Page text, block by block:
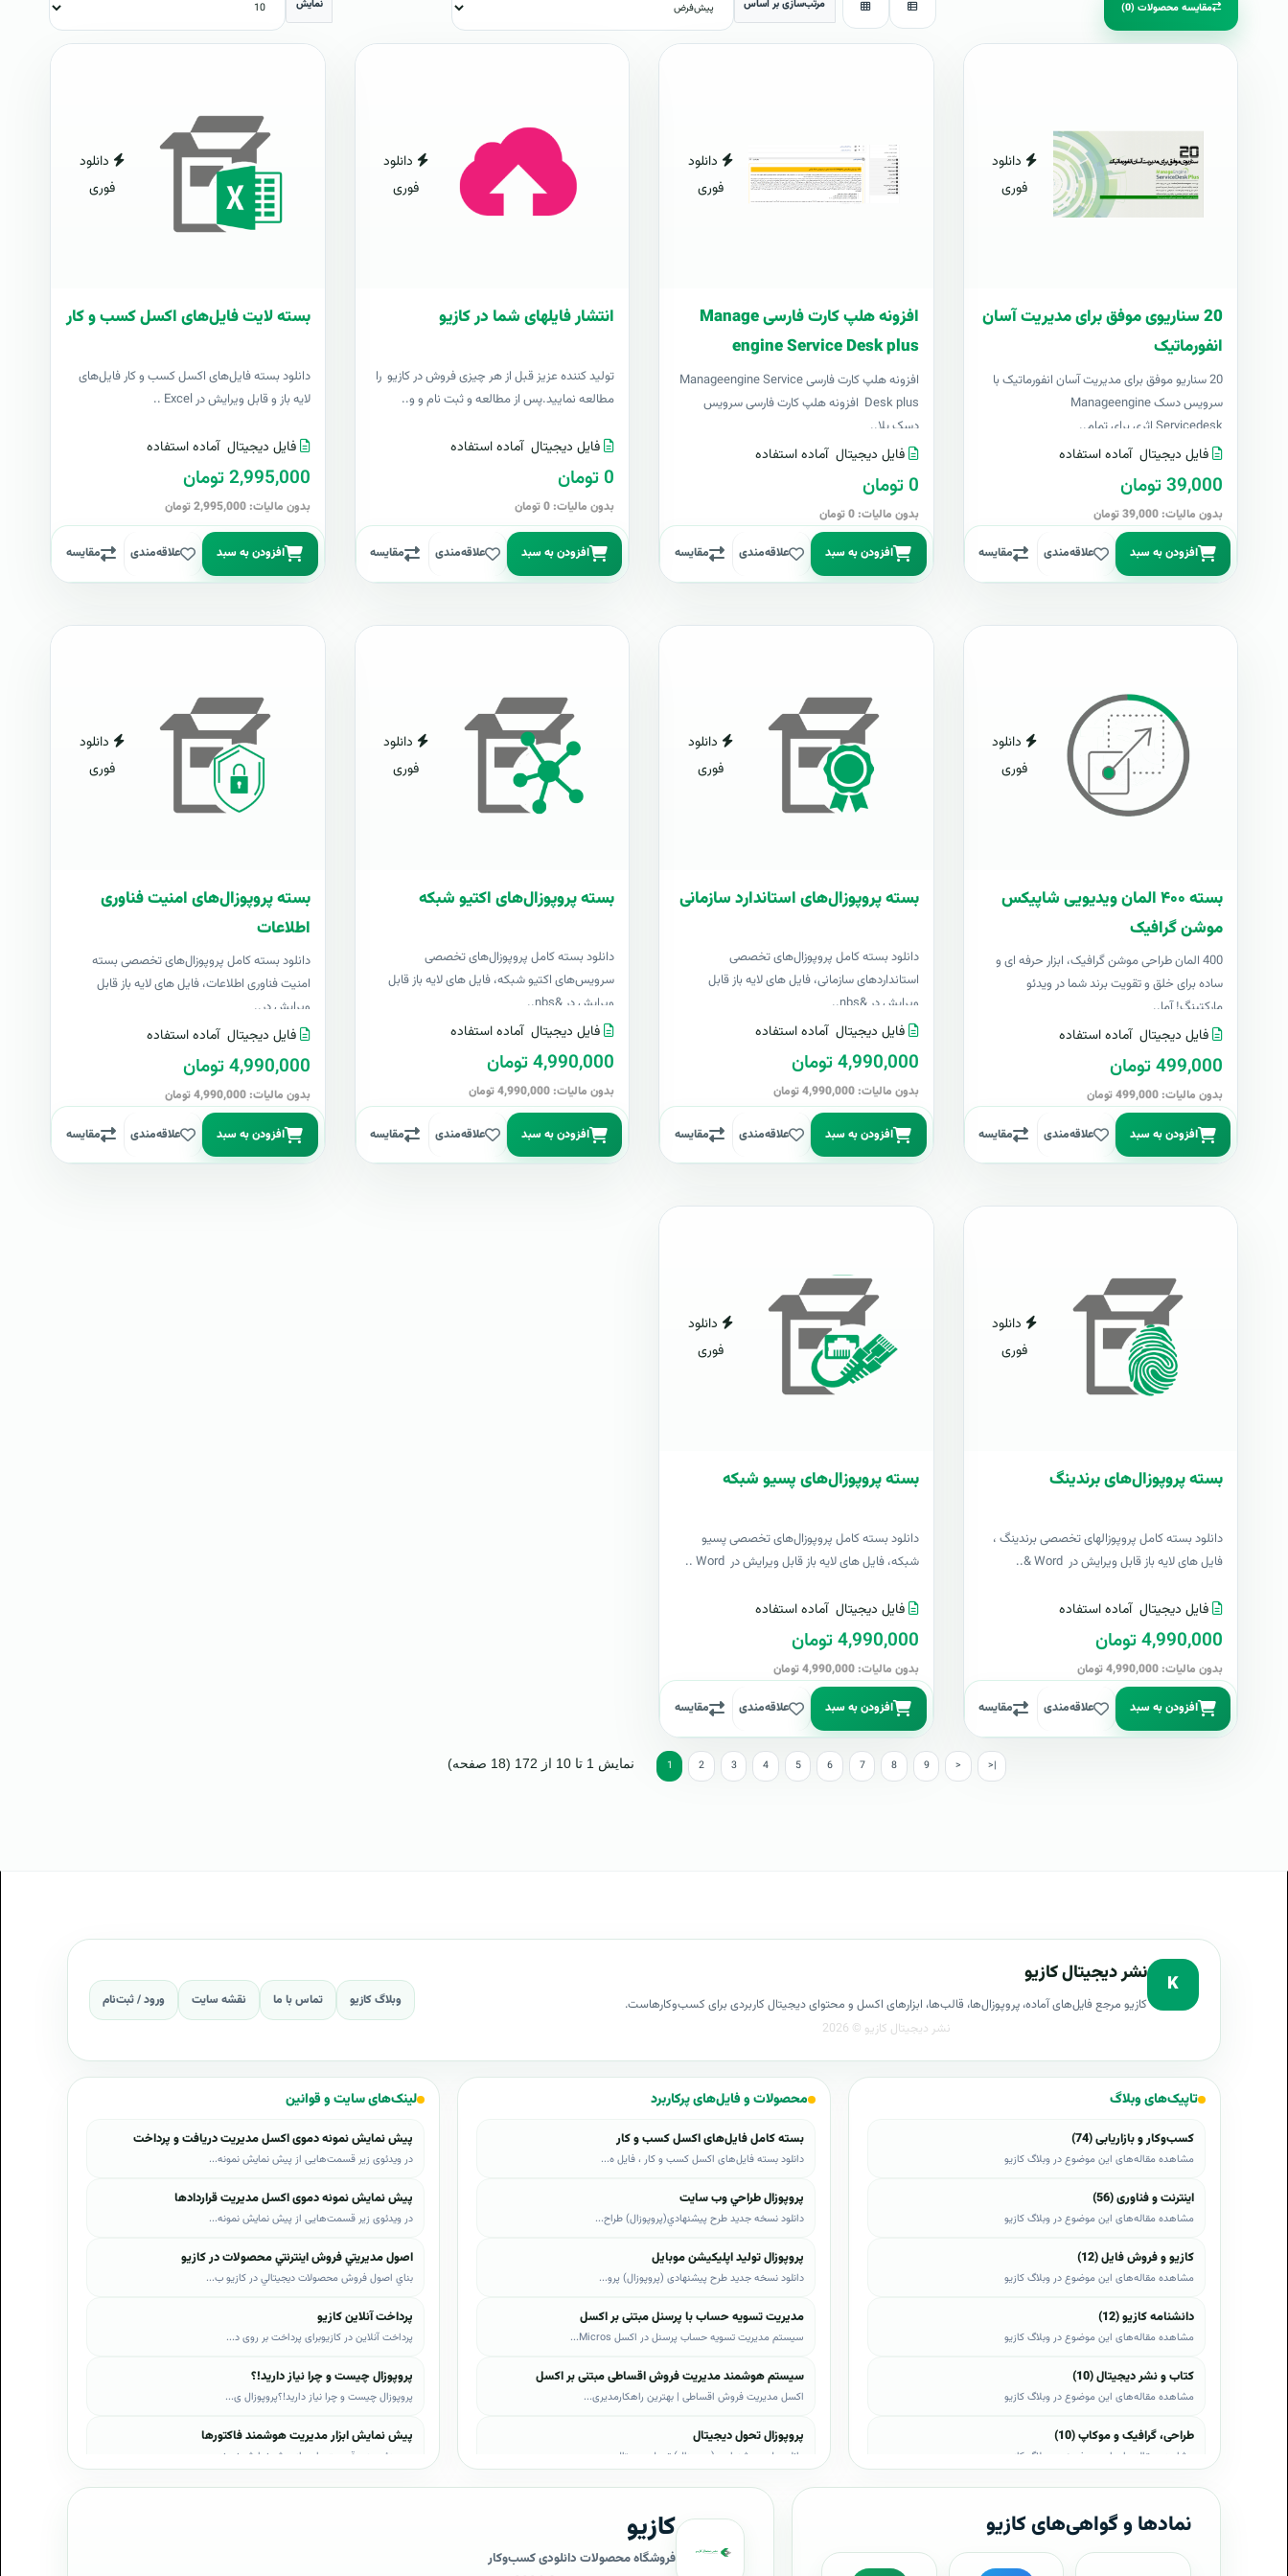
مقایسه محصولات (0) مرتب‌سازی بر اساس نمایش
دانلود
فوری
20 سناریوی موفق برای مدیریت آسان
انفورماتیک
20 سناریو موفق برای مدیریت آسان انفورماتیک با
سرویس دسک Manageengine
Servicedesk اثری برای تمام..
فایل دیجیتال آماده استفاده
39,000 تومان
بدون مالیات: 39,000 تومان
افزودن به سبد علاقه‌مندی مقایسه
دانلود
فوری
افزونه هلپ کارت فارسی Manage
engine Service Desk plus
افزونه هلپ کارت فارسی Manageengine Service
Desk plus افزونه هلپ کارت فارسی سرویس
دسک پلا..
فایل دیجیتال آماده استفاده
0 تومان
بدون مالیات: 0 تومان
افزودن به سبد علاقه‌مندی مقایسه
دانلود
فوری
انتشار فایلهای شما در کازیو
توليد کننده عزيز قبل از هر چیزی فروش در کازیو را
مطالعه نمایید.پس از مطالعه و ثبت نام و و..
فایل دیجیتال آماده استفاده
0 تومان
بدون مالیات: 0 تومان
افزودن به سبد علاقه‌مندی مقایسه
دانلود
فوری
بسته لایت فایل‌های اکسل کسب و کار
دانلود بسته فایل‌های اکسل کسب و کار فایل‌های
لایه باز و قابل ویرایش در Excel ..
فایل دیجیتال آماده استفاده
2,995,000 تومان
بدون مالیات: 2,995,000 تومان
افزودن به سبد علاقه‌مندی مقایسه
دانلود
فوری
بسته ۴۰۰ المان ویدیویی شاپیکس
موشن گرافیک
400 المان طراحی موشن گرافیک، ابزار حرفه ای و
ساده برای خلق و تقویت برند شما در ویدئو
مارکتینگ! آما..
فایل دیجیتال آماده استفاده
499,000 تومان
بدون مالیات: 499,000 تومان
افزودن به سبد علاقه‌مندی مقایسه
دانلود
فوری
بسته پروپوزال‌های استاندارد سازمانی
دانلود بسته کامل پروپوزال‌های تخصصی
استانداردهای سازمانی، فایل های لایه باز قابل
ویرایش در &nbs..
فایل دیجیتال آماده استفاده
4,990,000 تومان
بدون مالیات: 4,990,000 تومان
افزودن به سبد علاقه‌مندی مقایسه
دانلود
فوری
بسته پروپوزال‌های اکتیو شبکه
دانلود بسته کامل پروپوزال‌های تخصصی
سرویس‌های اکتیو شبکه، فایل های لایه باز قابل
ویرایش در &nbs..
فایل دیجیتال آماده استفاده
4,990,000 تومان
بدون مالیات: 4,990,000 تومان
افزودن به سبد علاقه‌مندی مقایسه
دانلود
فوری
بسته پروپوزال‌های امنیت فناوری
اطلاعات
دانلود بسته کامل پروپوزال‌های تخصصی بسته
امنیت فناوری اطلاعات، فایل های لایه باز قابل
ویرایش در..
فایل دیجیتال آماده استفاده
4,990,000 تومان
بدون مالیات: 4,990,000 تومان
افزودن به سبد علاقه‌مندی مقایسه
دانلود
فوری
بسته پروپوزال‌های برندینگ
دانلود بسته کامل پروپوزالهای تخصصی برندینگ ،
فایل های لایه باز قابل ویرایش در Word &..
فایل دیجیتال آماده استفاده
4,990,000 تومان
بدون مالیات: 4,990,000 تومان
افزودن به سبد علاقه‌مندی مقایسه
دانلود
فوری
بسته پروپوزال‌های پسیو شبکه
دانلود بسته کامل پروپوزال‌های تخصصی پسیو
شبکه، فایل های لایه باز قابل ویرایش در Word ..
فایل دیجیتال آماده استفاده
4,990,000 تومان
بدون مالیات: 4,990,000 تومان
افزودن به سبد علاقه‌مندی مقایسه
1 2 3 4 5 6 7 8 9 > >| نمایش 1 تا 10 از 172 (18 صفحه)
K نشر دیجیتال کازیو
کازیو مرجع فایل‌های آماده، پروپوزال‌ها، قالب‌ها، ابزارهای اکسل و محتوای دیجیتال کاربردی برای کسب‌وکارهاست. وبلاگ کازیو تماس با ما نقشه سایت ورود / ثبت‌نام
تاپیک‌های وبلاگ
کسب‌وکار و بازاریابی (74)
مشاهده مقاله‌های این موضوع در وبلاگ کازیو
اینترنت و فناوری (56)
مشاهده مقاله‌های این موضوع در وبلاگ کازیو
کازیو و فروش فایل (12)
مشاهده مقاله‌های این موضوع در وبلاگ کازیو
دانشنامه کازیو (12)
مشاهده مقاله‌های این موضوع در وبلاگ کازیو
کتاب و نشر دیجیتال (10)
مشاهده مقاله‌های این موضوع در وبلاگ کازیو
طراحی، گرافیک و موکاپ (10)
مشاهده مقاله‌های این موضوع در وبلاگ کازیو
مشاهده مقاله‌های این موضوع در وبلاگ کازیو
موبایل و اندروید (6)
محصولات و فایل‌های پرکاربرد
بسته کامل فایل‌های اکسل کسب و کار
دانلود بسته فایل‌های اکسل کسب و کار ، فایل ه...
پروپوزال طراحي وب سايت
دانلود نسخه جدید طرح پيشنهادي(پروپوزال) طراح...
پروپوزال تولید اپلیکیشن موبایل
دانلود نسخه جدید طرح پیشنهادی (پروپوزال) پرو...
مدیریت تسویه حساب با پرسنل مبتنی بر اکسل
سیستم مدیریت تسویه حساب پرسنل در اکسل Micros...
سیستم هوشمند مدیریت فروش اقساطی مبتنی بر اکسل
اکسل مدیریت فروش اقساطی | بهترین راهکارمدیری...
پروپوزال تحول دیجیتال
دانلود طرح پیشنهادی (پروپوزال) تحول دیجیتال،...
پروپوزال AI
دانلود طرح پيشنهادي(پروپوزال) هوش مصنوعی (AI...
پروپوزال بیزاجی
لینک‌های سایت و قوانین
پیش نمایش نمونه دموی اکسل مدیریت دریافت و پرداخت
در ویدئوی زیر قسمت‌هایی از پیش نمایش نمونه...
پیش نمایش نمونه دموی اکسل مدیریت قراردادها
در ویدئوی زیر قسمت‌هایی از پیش نمایش نمونه...
اصول مديريتي فروش اينترنتي محصولات در کازيو
بناي اصول فروش محصولات ديجيتالي در کازيو ب...
پرداخت آنلاین کازیو
پرداخت آنلاین در کازیوبرای پرداخت بر روی د...
پروپوزال چیست و چرا نیاز دارید!؟
پروپوزال چیست و چرا نیاز دارید!؟پروپوزال ی...
پیش نمایش ابزار مدیریت هوشمند فاکتورها
در ویدئوی زیر قسمت‌هایی از پیش نمایش نمونه...
نمادها و گواهی‌های کازیو کازیو
فروشگاه محصولات دانلودی کسب‌وکار